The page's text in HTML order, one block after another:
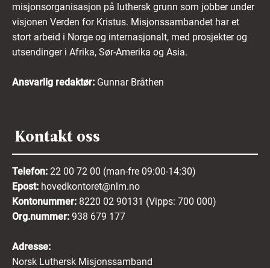
misjonsorganisasjon på luthersk grunn som jobber under
visjonen Verden for Kristus. Misjonssambandet har et
stort arbeid i Norge og internasjonalt, med prosjekter og
utsendinger i Afrika, Sør-Amerika og Asia.
Ansvarlig redaktør: Gunnar Bråthen
Kontakt oss
Telefon: 22 00 72 00 (man-fre 09:00-14:30)
Epost: hovedkontoret@nlm.no
Kontonummer: 8220 02 90131 (Vipps: 700 000)
Org.nummer: 938 679 177
Adresse:
Norsk Luthersk Misjonssamband